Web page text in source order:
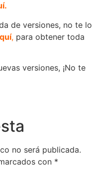
de versiones, no te lo
, para obtener toda
versiones, ¡No te
no será publicada.
con *